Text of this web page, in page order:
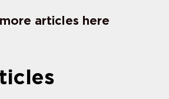
articles here